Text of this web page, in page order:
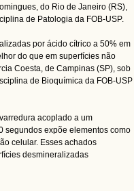
do Rio de Janeiro (RS),
de Patologia da FOB-USP.
por ácido cítrico a 50% em
do que em superfícies não
Coesta, de Campinas (SP), sob
de Bioquímica da FOB-USP
acoplado a um
segundos expõe elementos como
celular. Esses achados
desmineralizadas